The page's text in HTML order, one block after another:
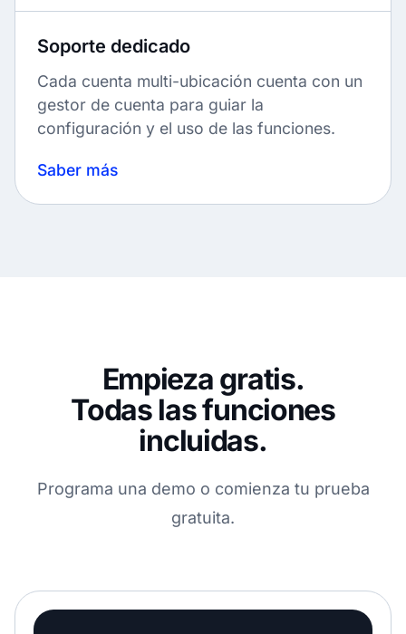
Soporte dedicado
Cada cuenta multi-ubicación cuenta con un
gestor de cuenta para guiar la
configuración y el uso de las funciones.
Saber más
Empieza gratis.
Todas las funciones
incluidas.
Programa una demo o comienza tu prueba
gratuita.